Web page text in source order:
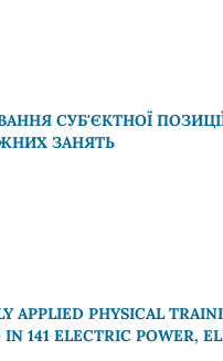
СУБ'ЄКТНОЇ
ЗАНЯТЬ
APPLIED PHYSICAL
141 ELECTRIC POWER,